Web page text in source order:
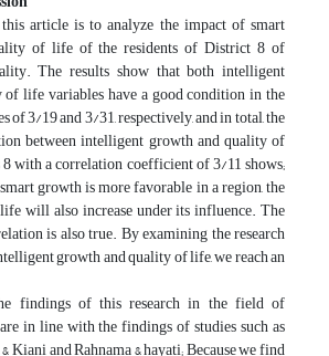
article is to analyze the impact of smart
of life of the residents of District 8 of
The results show that both intelligent
life variables have a good condition in the
of 3/19 and 3/31, respectively, and in total, the
between intelligent growth and quality of
with a correlation coefficient of 3/11 shows;
growth is more favorable in a region, the
will also increase under its influence. The
is also true. By examining the research
growth and quality of life, we reach an
findings of this research in the field of
in line with the findings of studies such as